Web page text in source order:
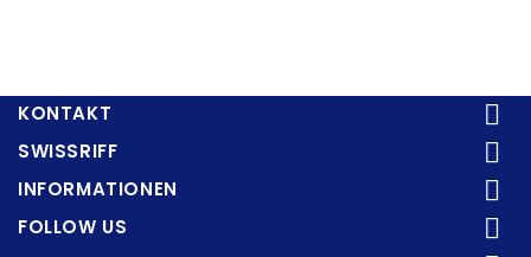
KONTAKT 
SWISSRIFF 
INFORMATIONEN 
FOLLOW US 